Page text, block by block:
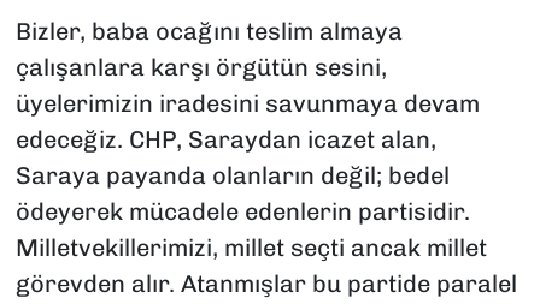
Bizler, baba ocağını teslim almaya
çalışanlara karşı örgütün sesini,
üyelerimizin iradesini savunmaya devam
edeceğiz. CHP, Saraydan icazet alan,
Saraya payanda olanların değil; bedel
ödeyerek mücadele edenlerin partisidir.
Milletvekillerimizi, millet seçti ancak millet
görevden alır. Atanmışlar bu partide paralel